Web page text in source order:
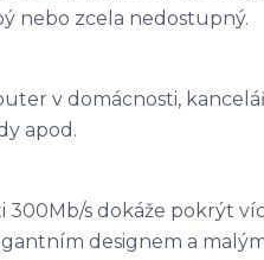
nebo zcela nedostupný.
v domácnosti,
apod.
s dokáže pokrýt
designem a